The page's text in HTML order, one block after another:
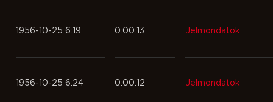
1956-10-25 6:19 0:00:13 Jelmondatok
1956-10-25 6:24 0:00:12 Jelmondatok